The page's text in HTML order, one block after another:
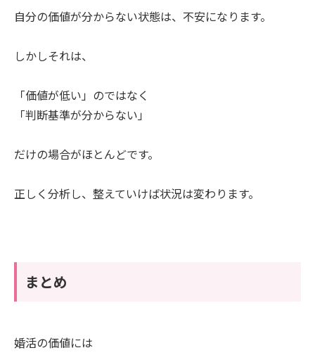
自分の価値が分からない状態は、不安になります。
しかしそれは、
「価値が低い」のではなく
「判断基準が分からない」
だけの場合がほとんどです。
正しく分析し、整えていけば状況は変わります。
まとめ
婚活の価値には